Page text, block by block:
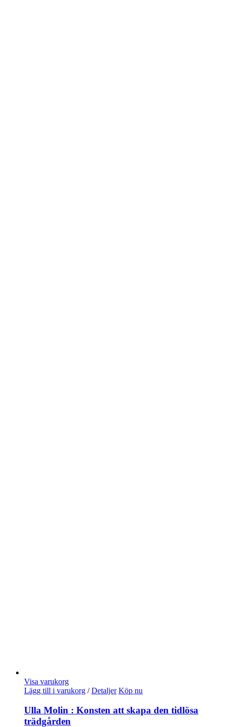
Visa varukorg
Lägg till i varukorg / Detaljer Köp nu
Ulla Molin : Konsten att skapa den tidlösa
trädgården